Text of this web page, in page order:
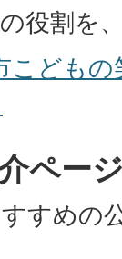
役割を
こども
ペー
すめの